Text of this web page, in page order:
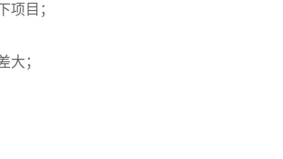
项目；
大；